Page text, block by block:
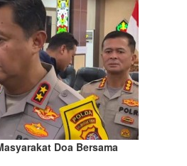
Doa Bersama